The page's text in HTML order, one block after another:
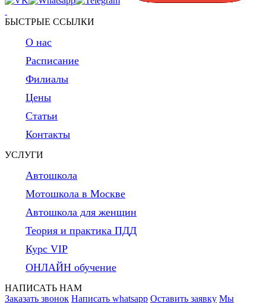
БЫСТРЫЕ ССЫЛКИ
О нас
Расписание
Филиалы
Цены
Статьи
Контакты
УСЛУГИ
Автошкола
Мотошкола в Москве
Автошкола для женщин
Теория и практика ПДД
Курс VIP
ОНЛАЙН обучение
НАПИСАТЬ НАМ
Заказать звонок Написать whatsapp Оставить заявку Мы